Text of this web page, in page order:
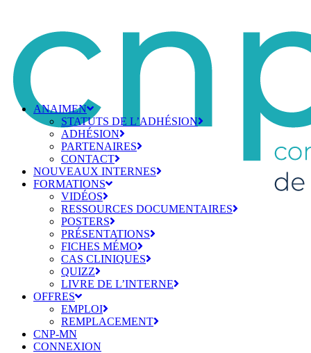
ANAIMEN
STATUTS DE L’ADHÉSION
ADHÉSION
PARTENAIRES
CONTACT
NOUVEAUX INTERNES
FORMATIONS
VIDÉOS
RESSOURCES DOCUMENTAIRES
POSTERS
PRÉSENTATIONS
FICHES MÉMO
CAS CLINIQUES
QUIZZ
LIVRE DE L’INTERNE
OFFRES
EMPLOI
REMPLACEMENT
CNP-MN
CONNEXION